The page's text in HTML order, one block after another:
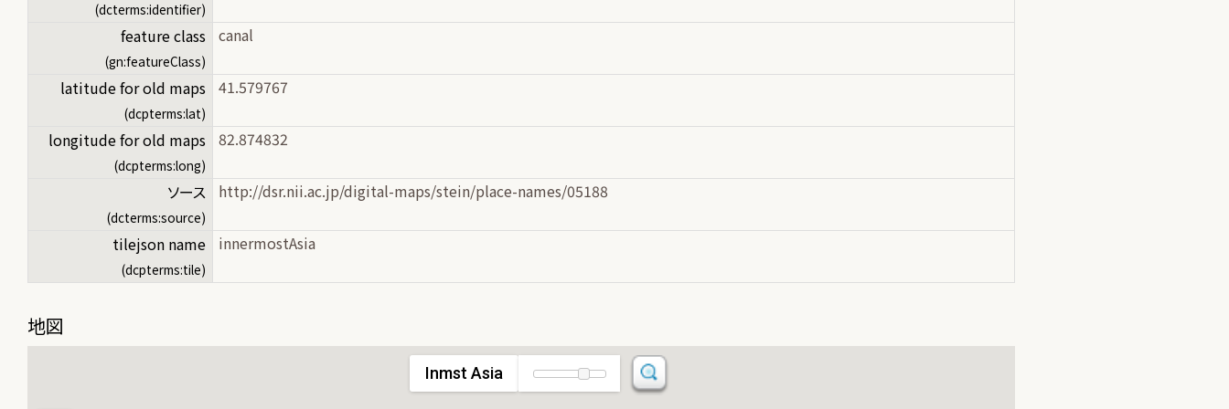
(dcterms:identifier)
feature class
(gn:featureClass)
canal
latitude for old maps
(dcpterms:lat)
41.579767
longitude for old maps
(dcpterms:long)
82.874832
ソース
(dcterms:source)
http://dsr.nii.ac.jp/digital-maps/stein/place-names/05188
tilejson name
(dcpterms:tile)
innermostAsia
地図
Inmst Asia